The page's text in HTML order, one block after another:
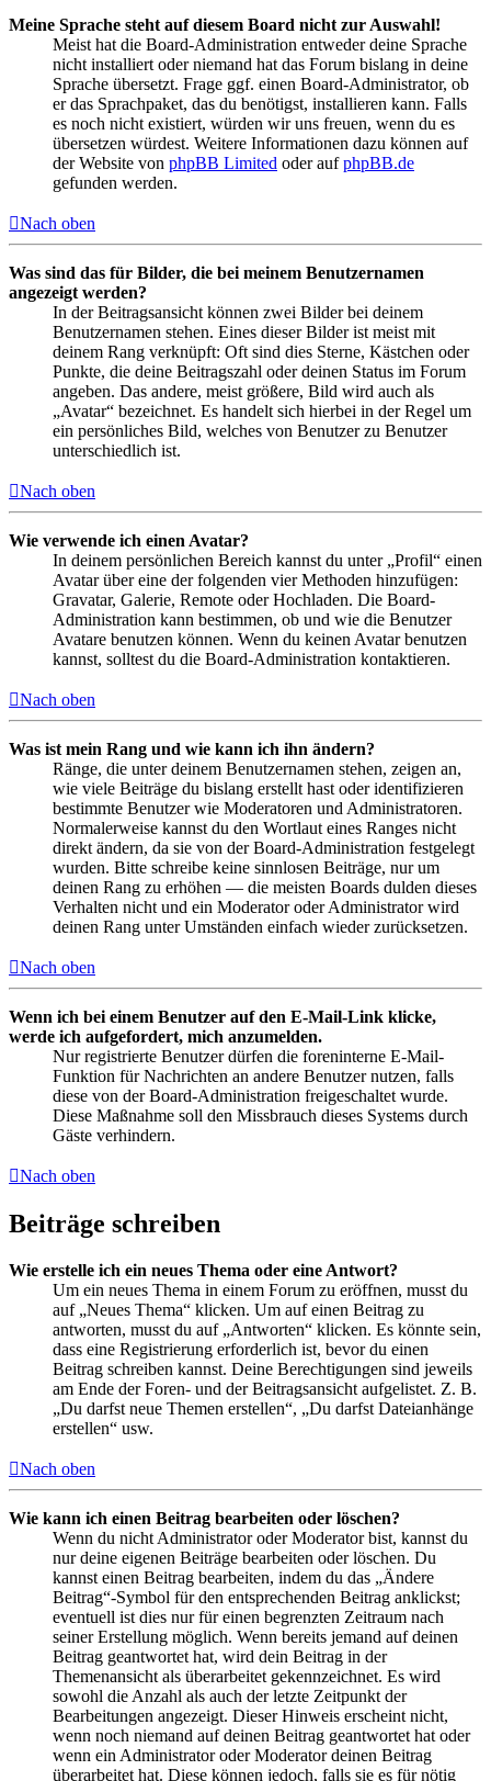
Meine Sprache steht auf diesem Board nicht zur Auswahl!
Meist hat die Board-Administration entweder deine Sprache
nicht installiert oder niemand hat das Forum bislang in deine
Sprache übersetzt. Frage ggf. einen Board-Administrator, ob
er das Sprachpaket, das du benötigst, installieren kann. Falls
es noch nicht existiert, würden wir uns freuen, wenn du es
übersetzen würdest. Weitere Informationen dazu können auf
der Website von phpBB Limited oder aufphpBB.de
gefunden werden.
Nach oben
Was sind das für Bilder, die bei meinem Benutzernamen
angezeigt werden?
In der Beitragsansicht können zwei Bilder bei deinem
Benutzernamen stehen. Eines dieser Bilder ist meist mit
deinem Rang verknüpft: Oft sind dies Sterne, Kästchen oder
Punkte, die deine Beitragszahl oder deinen Status im Forum
angeben. Das andere, meist größere, Bild wird auch als
„Avatar“ bezeichnet. Es handelt sich hierbei in der Regel um
ein persönliches Bild, welches von Benutzer zu Benutzer
unterschiedlich ist.
Nach oben
Wie verwende ich einen Avatar?
In deinem persönlichen Bereich kannst du unter „Profil“ einen
Avatar über eine der folgenden vier Methoden hinzufügen:
Gravatar, Galerie, Remote oder Hochladen. Die Board-
Administration kann bestimmen, ob und wie die Benutzer
Avatare benutzen können. Wenn du keinen Avatar benutzen
kannst, solltest du die Board-Administration kontaktieren.
Nach oben
Was ist mein Rang und wie kann ich ihn ändern?
Ränge, die unter deinem Benutzernamen stehen, zeigen an,
wie viele Beiträge du bislang erstellt hast oder identifizieren
bestimmte Benutzer wie Moderatoren und Administratoren.
Normalerweise kannst du den Wortlaut eines Ranges nicht
direkt ändern, da sie von der Board-Administration festgelegt
wurden. Bitte schreibe keine sinnlosen Beiträge, nur um
deinen Rang zu erhöhen — die meisten Boards dulden dieses
Verhalten nicht und ein Moderator oder Administrator wird
deinen Rang unter Umständen einfach wieder zurücksetzen.
Nach oben
Wenn ich bei einem Benutzer auf den E-Mail-Link klicke,
werde ich aufgefordert, mich anzumelden.
Nur registrierte Benutzer dürfen die foreninterne E-Mail-
Funktion für Nachrichten an andere Benutzer nutzen, falls
diese von der Board-Administration freigeschaltet wurde.
Diese Maßnahme soll den Missbrauch dieses Systems durch
Gäste verhindern.
Nach oben
Beiträge schreiben
Wie erstelle ich ein neues Thema oder eine Antwort?
Um ein neues Thema in einem Forum zu eröffnen, musst du
auf „Neues Thema“ klicken. Um auf einen Beitrag zu
antworten, musst du auf „Antworten“ klicken. Es könnte sein,
dass eine Registrierung erforderlich ist, bevor du einen
Beitrag schreiben kannst. Deine Berechtigungen sind jeweils
am Ende der Foren- und der Beitragsansicht aufgelistet. Z. B.
„Du darfst neue Themen erstellen“, „Du darfst Dateianhänge
erstellen“ usw.
Nach oben
Wie kann ich einen Beitrag bearbeiten oder löschen?
Wenn du nicht Administrator oder Moderator bist, kannst du
nur deine eigenen Beiträge bearbeiten oder löschen. Du
kannst einen Beitrag bearbeiten, indem du das „Ändere
Beitrag“-Symbol für den entsprechenden Beitrag anklickst;
eventuell ist dies nur für einen begrenzten Zeitraum nach
seiner Erstellung möglich. Wenn bereits jemand auf deinen
Beitrag geantwortet hat, wird dein Beitrag in der
Themenansicht als überarbeitet gekennzeichnet. Es wird
sowohl die Anzahl als auch der letzte Zeitpunkt der
Bearbeitungen angezeigt. Dieser Hinweis erscheint nicht,
wenn noch niemand auf deinen Beitrag geantwortet hat oder
wenn ein Administrator oder Moderator deinen Beitrag
überarbeitet hat. Diese können jedoch, falls sie es für nötig